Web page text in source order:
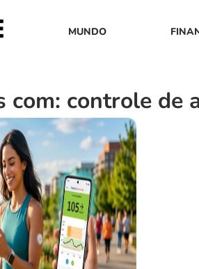
MUNDO
com: controle de